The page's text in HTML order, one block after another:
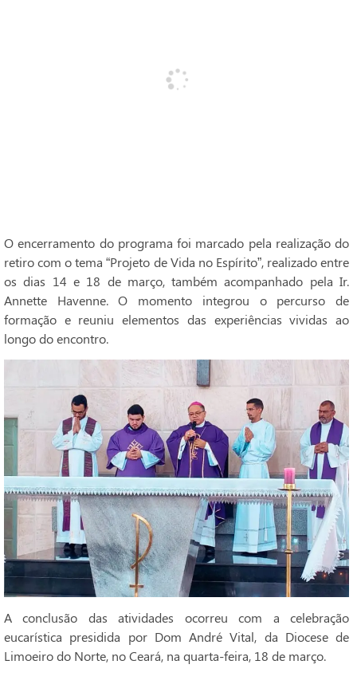
O encerramento do programa foi marcado pela realização do
retiro com o tema “Projeto de Vida no Espírito”, realizado entre
os dias 14 e 18 de março, também acompanhado pela Ir.
Annette Havenne. O momento integrou o percurso de
formação e reuniu elementos das experiências vividas ao
longo do encontro.
A conclusão das atividades ocorreu com a celebração
eucarística presidida por Dom André Vital, da Diocese de
Limoeiro do Norte, no Ceará, na quarta-feira, 18 de março.